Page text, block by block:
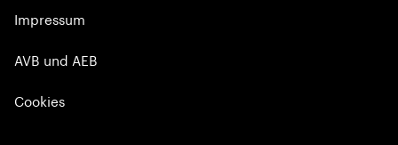
Impressum
AVB und AEB
Cookies